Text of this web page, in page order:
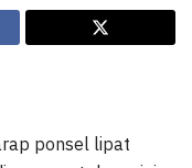
ponsel lipat